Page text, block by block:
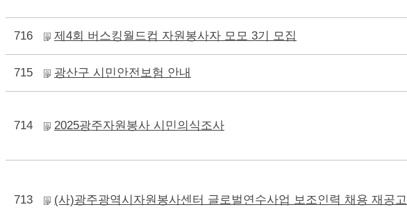
716 제4회 버스킹월드컵 자원봉사자 모모 3기 모집
715 광산구 시민안전보험 안내
714 2025광주자원봉사 시민의식조사
713 (사)광주광역시자원봉사센터 글로벌연수사업 보조인력 채용 재공고